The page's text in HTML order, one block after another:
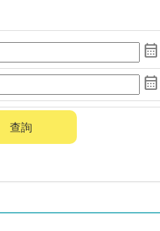
calendar_month
calendar_month
查詢